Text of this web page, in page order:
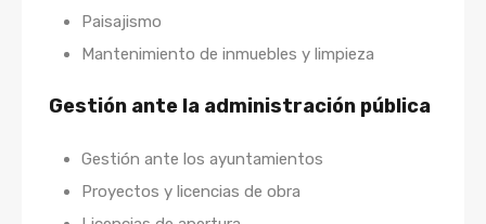
Paisajismo
Mantenimiento de inmuebles y limpieza
Gestión ante la administración pública
Gestión ante los ayuntamientos
Proyectos y licencias de obra